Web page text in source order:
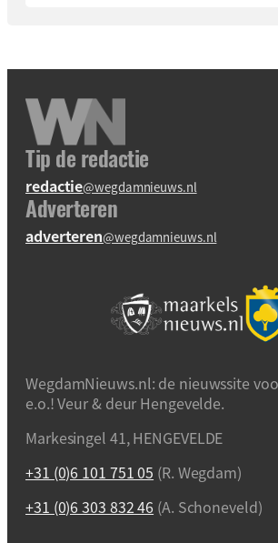
Tip de redactie
redactie@wegdamnieuws.nl
Adverteren
adverteren@wegdamnieuws.nl
WegdamNieuws.nl: de nieuwssite
e.o.! Veur & deur Hengevelde.
Markesingel 41, HENGEVELDE
+31 (0)6 101 751 05 (R. Wegdam)
+31 (0)6 303 832 46 (A. Schoneveld)